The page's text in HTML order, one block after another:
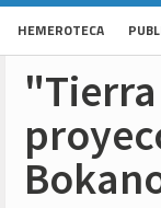
HEMEROTECA